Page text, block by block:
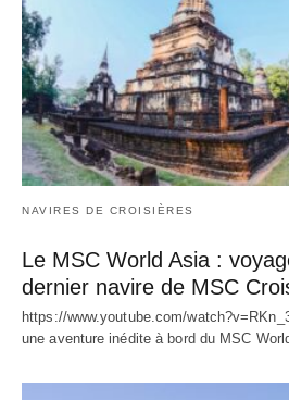
NAVIRES DE CROISIÈRES
Le MSC World Asia :
dernier navire de MSC
https://www.youtube.com/
une aventure inédite à bord du MSC